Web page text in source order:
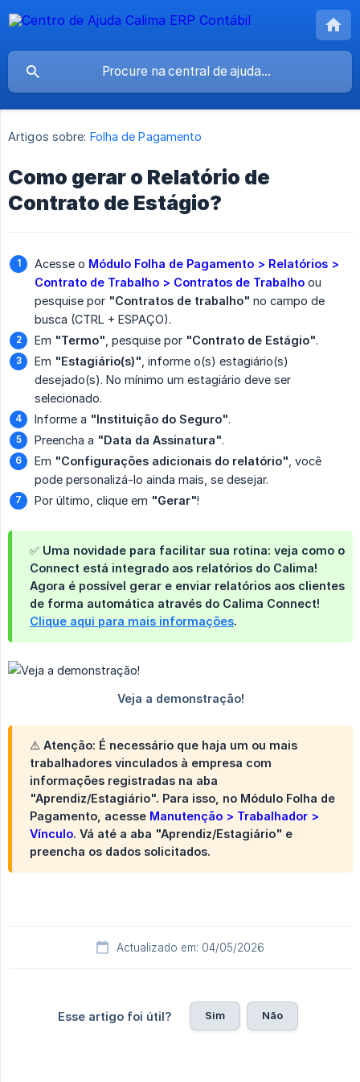
Artigos sobre: Folha de Pagamento
Como gerar o Relatório de
Contrato de Estágio?
Acesse o Módulo Folha de Pagamento > Relatórios >
Contrato de Trabalho > Contratos de Trabalho ou
pesquise por "Contratos de trabalho" no campo de
busca (CTRL + ESPAÇO).
Em "Termo" , pesquise por "Contrato de Estágio".
Em "Estagiário(s)" , informe o(s) estagiário(s)
desejado(s). No mínimo um estagiário deve ser
selecionado.
Informe a "Instituição do Seguro".
Preencha a "Data da Assinatura".
Em "Configurações adicionais do relatório" , você
pode personalizá-lo ainda mais, se desejar.
Por último, clique em "Gerar"!
✅ Uma novidade para facilitar sua rotina: veja como o
Connect está integrado aos relatórios do Calima!
Agora é possível gerar e enviar relatórios aos clientes
de forma automática através do Calima Connect!
Clique aqui para mais informações.
⚠️ Atenção: É necessário que haja um ou mais
trabalhadores vinculados à empresa com
informações registradas na aba
"Aprendiz/Estagiário". Para isso, no Módulo Folha de
Pagamento, acesse Manutenção > Trabalhador >
Vínculo. Vá até a aba "Aprendiz/Estagiário" e
preencha os dados solicitados.
Actualizado em: 04/05/2026
Esse artigo foi útil? Sim Não